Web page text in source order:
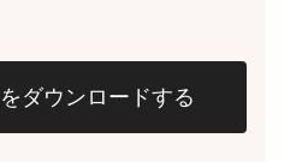
ダウンロードする